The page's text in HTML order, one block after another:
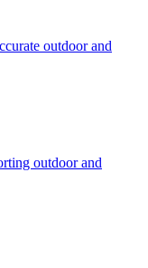
outdoor and
outdoor and